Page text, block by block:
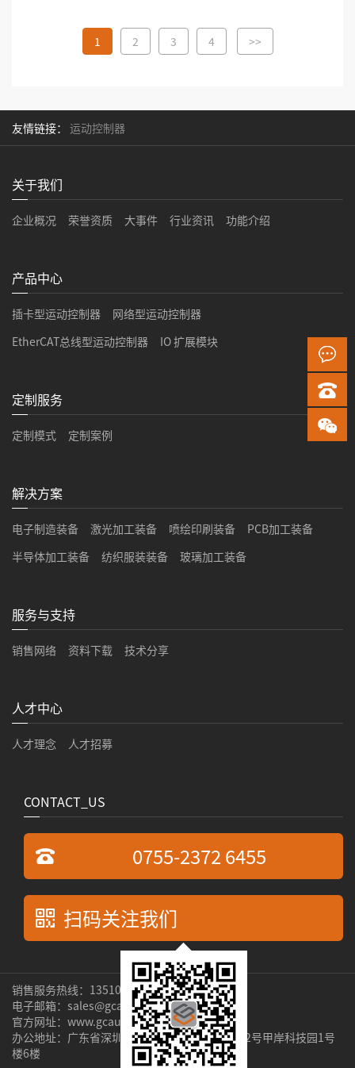
1 2 3 4 >>
友情链接： 运动控制器
关于我们
企业概况 荣誉资质 大事件 行业资讯 功能介绍
产品中心
插卡型运动控制器
网络型运动控制器
EtherCAT总线型运动控制器
IO 扩展模块
定制服务
定制模式 定制案例
解决方案
电子制造装备 激光加工装备 喷绘印刷装备
PCB加工装备
半导体加工装备
纺织服装装备 玻璃加工装备
服务与支持
销售网络 资料下载 技术分享
人才中心
人才理念 人才招募
CONTACT_US
0755-2372 6455
扫码关注我们
销售服务热线：13510269529 张先生
电子邮箱：sales@gcauto.com.cn
官方网址：www.gcauto.com.cn
办公地址：广东省深圳市宝安区新安街道隆昌路2号甲岸科技园1号
楼6楼